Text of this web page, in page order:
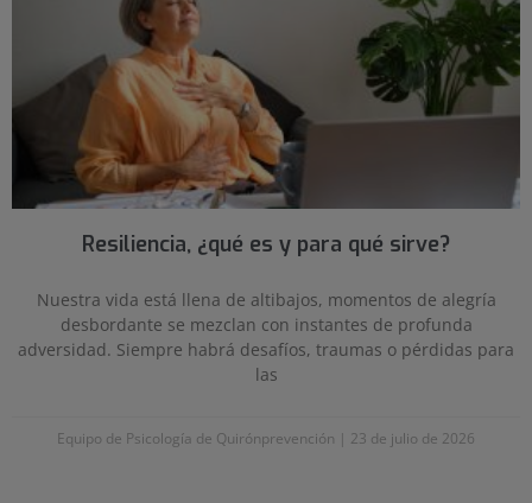
Resiliencia, ¿qué es y para qué sirve?
Equipo de Psicología de Quirónprevención 23 de julio de 2026
Nuestra vida está llena de altibajos, momentos de alegría
desbordante se mezclan con instantes de profunda
adversidad. Siempre habrá desafíos, traumas o pérdidas para
las